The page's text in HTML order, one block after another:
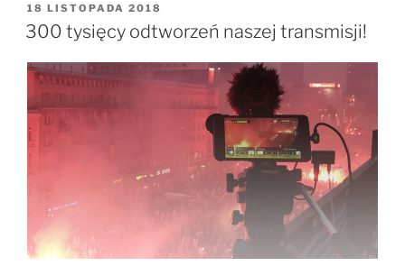
OPUBLIKOWANE
W
18 LISTOPADA 2018
300 tysięcy odtworzeń naszej transmisji!